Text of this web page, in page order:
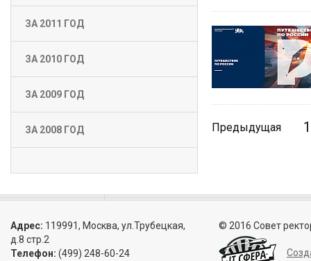
ЗА 2011 ГОД
ЗА 2010 ГОД
ЗА 2009 ГОД
ЗА 2008 ГОД Предыдущая 1
Адрес: 119991, Москва, ул.Трубецкая,
д.8 стр.2
Телефон: (499) 248-60-24
© 2016 Совет